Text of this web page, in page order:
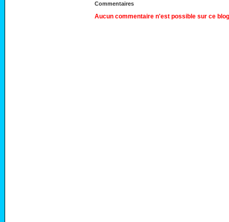
Commentaires
Aucun commentaire n'est possible sur ce